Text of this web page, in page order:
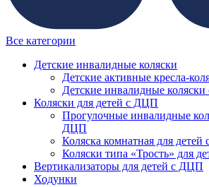
Все категории
Детские инвалидные коляски
Детские активные кресла-
Детские инвалидные
Коляски для детей с ДЦП
Прогулочные инвалидные
ДЦП
Коляска комнатная для
Коляски типа «Трость» для
Вертикализаторы для детей с ДЦП
Ходунки